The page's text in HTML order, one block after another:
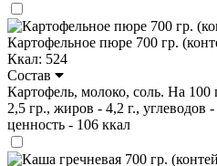
Картофельное пюре 700 гр.
Ккал: 524
Состав
Картофель, молоко, соль. На 100
2,5 гр., жиров - 4,2 г., углеводов
ценность - 106 ккал